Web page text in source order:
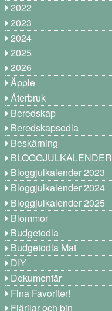
2022
2023
2024
2025
2026
Äpple
Återbruk
Beredskap
Beredskapsodla
Beskärning
BLOGGJULKALENDER
Bloggjulkalender 2023
Bloggjulkalender 2024
Bloggjulkalender 2025
Blommor
Budgetodla
Budgetodla Mat
DIY
Dokumentär
Fina Favoriter!
Fjärilar och bin